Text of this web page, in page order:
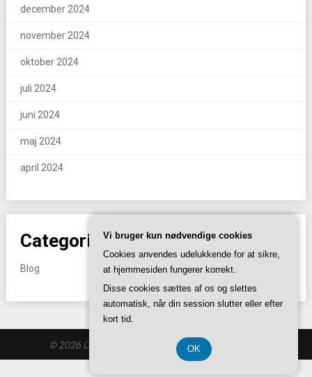
december 2024
november 2024
oktober 2024
juli 2024
juni 2024
maj 2024
april 2024
Categories
Blog
© 2026 Crossfitaros.dk | Theme bySuperbThemes
Vi bruger kun nødvendige cookies
Cookies anvendes udelukkende for at sikre,
at hjemmesiden fungerer korrekt.
Disse cookies sættes af os og slettes
automatisk, når din session slutter eller efter
kort tid.
OK